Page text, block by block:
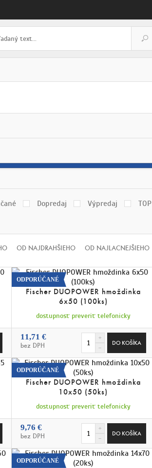
Dopredaj Výpredaj TOP
OD NAJDRAHŠIEHO OD NAJLACNEJŠIEHO
ODPORÚČANÉ
Fischer DUOPOWER hmoždinka
6x50 (100ks)
dostupnosť preveriť telefonicky
11,71 €
bez DPH
ODPORÚČANÉ
Fischer DUOPOWER hmoždinka
10x50 (50ks)
dostupnosť preveriť telefonicky
9,76 €
bez DPH
ODPORÚČANÉ